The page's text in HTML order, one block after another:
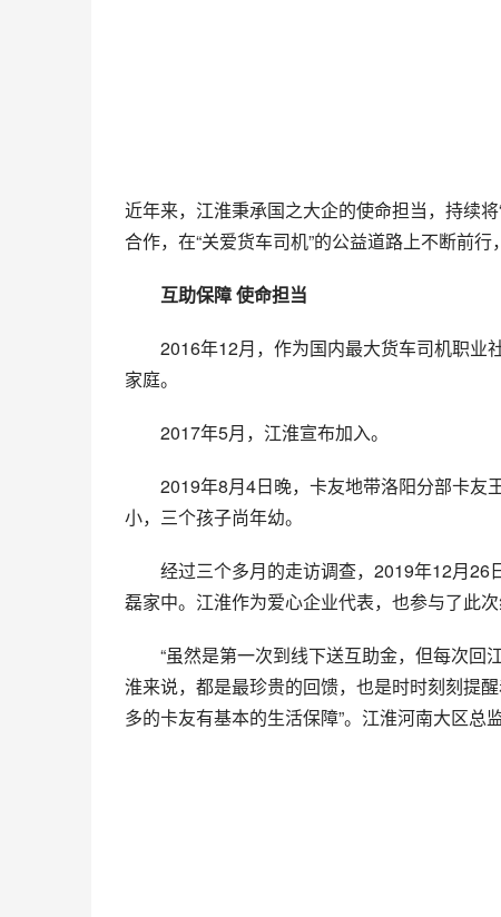
近年来，江淮秉承国之大企的使命担当，持续
合作，在“关爱货车司机”的公益道路上不断前行
互助保障 使命担当
2016年12月，作为国内最大货车司机职业
家庭。
2017年5月，江淮宣布加入。
2019年8月4日晚，卡友地带洛阳分部卡友
小，三个孩子尚年幼。
经过三个多月的走访调查，2019年12月
磊家中。江淮作为爱心企业代表，也参与了此次
“虽然是第一次到线下送互助金，但每次
淮来说，都是最珍贵的回馈，也是时时刻刻提
多的卡友有基本的生活保障”。江淮河南大区总